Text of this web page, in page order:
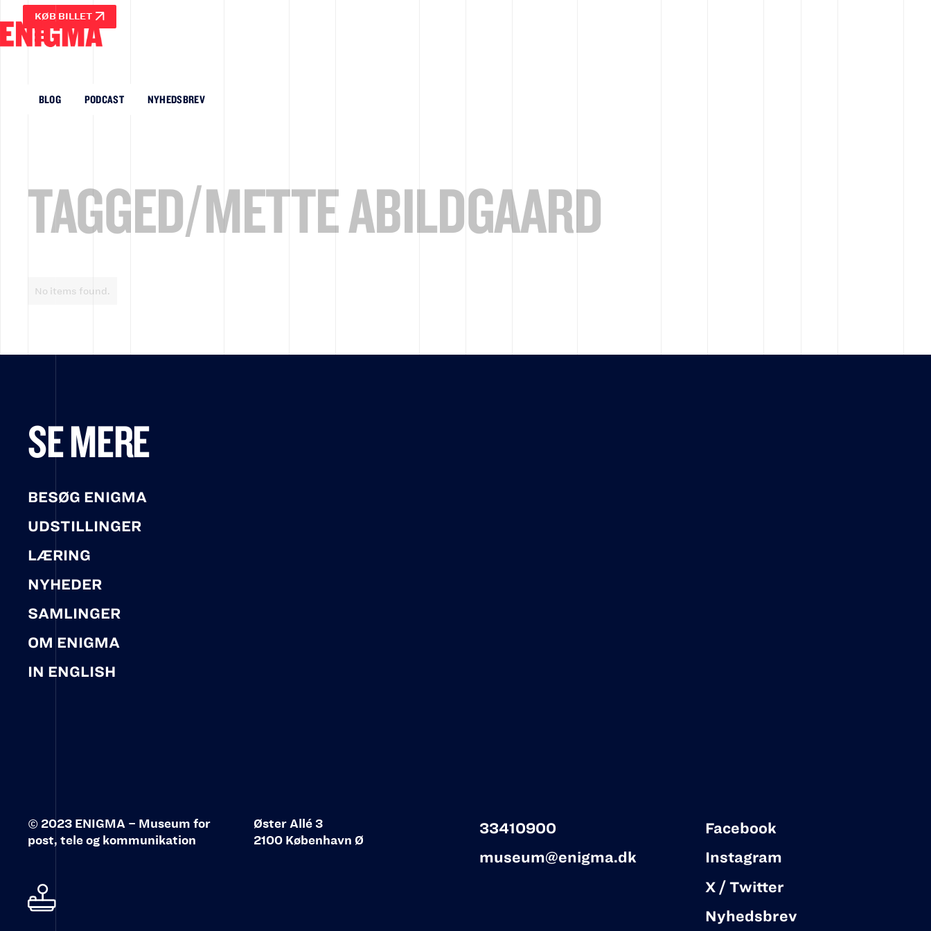
KØB BILLET
BLOG PODCAST NYHEDSBREV
TAGGED/METTE ABILDGAARD
No items found.
SE MERE
BESØG ENIGMA
UDSTILLINGER
LÆRING
NYHEDER
SAMLINGER
OM ENIGMA
IN ENGLISH
Facebook
Instagram
X / Twitter
Nyhedsbrev
33410900
museum@enigma.dk
© 2023 ENIGMA – Museum for
post, tele og kommunikation‍
Øster Allé 3
2100 København Ø